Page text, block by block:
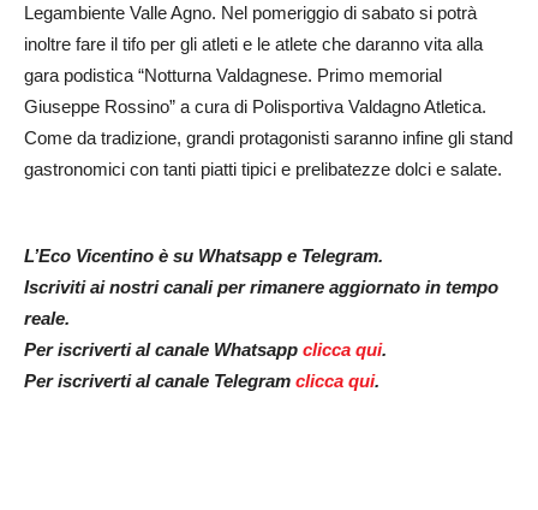
Legambiente Valle Agno. Nel pomeriggio di sabato si potrà
inoltre fare il tifo per gli atleti e le atlete che daranno vita alla
gara podistica “Notturna Valdagnese. Primo memorial
Giuseppe Rossino” a cura di Polisportiva Valdagno Atletica.
Come da tradizione, grandi protagonisti saranno infine gli stand
gastronomici con tanti piatti tipici e prelibatezze dolci e salate.
L’Eco Vicentino è su Whatsapp e Telegram.
Iscriviti ai nostri canali per rimanere aggiornato in tempo
reale.
Per iscriverti al canale Whatsapp clicca qui.
Per iscriverti al canale Telegram clicca qui.